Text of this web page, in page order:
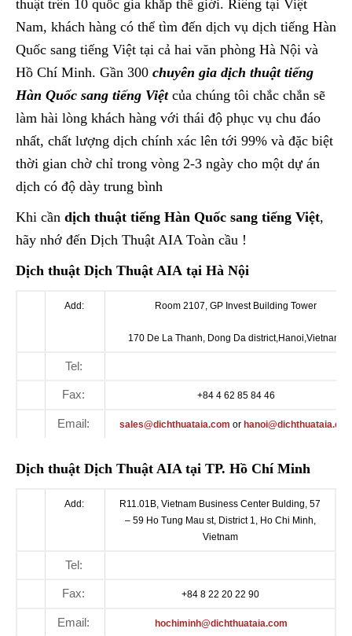
thuật trên 10 quốc gia khắp thế giới. Riêng tại Việt
Nam, khách hàng có thể tìm đến dịch vụ dịch tiếng Hàn
Quốc sang tiếng Việt tại cả hai văn phòng Hà Nội và
Hồ Chí Minh. Gần 300 chuyên gia dịch thuật tiếng
Hàn Quốc sang tiếng Việtcủa chúng tôi chắc chắn sẽ
làm hài lòng khách hàng với thái độ phục vụ chu đáo
nhất, chất lượng dịch chính xác lên tới 99% và đặc biệt
thời gian chờ chỉ trong vòng 2-3 ngày cho một dự án
dịch có độ dày trung bình
Khi cần dịch thuật tiếng Hàn Quốc sang tiếng Việt,
hãy nhớ đến Dịch Thuật AIA Toàn cầu !
Dịch thuật Dịch Thuật AIA tại Hà Nội
Add: Room 2107, GP Invest Building Tower
170 De La Thanh, Dong Dadistrict,Hanoi,Vietnam.
Tel:
Fax: +84 4 62 85 84 46
Email: sales@dichthuataia.com or
Dịch thuật Dịch Thuật AIA tại TP. Hồ Chí Minh
Add: R11.01B, Vietnam Business Center Bulding, 57
– 59 Ho Tung Mau st, District 1, Ho Chi Minh,
Vietnam
Tel:
Fax: +84 8 22 20 22 90
Email: hochiminh@dichthuataia.com